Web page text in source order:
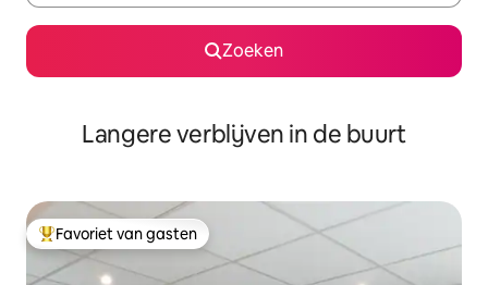
Zoeken
Langere verblijven in de buurt
Topfavoriet van gasten
Favoriet van gasten